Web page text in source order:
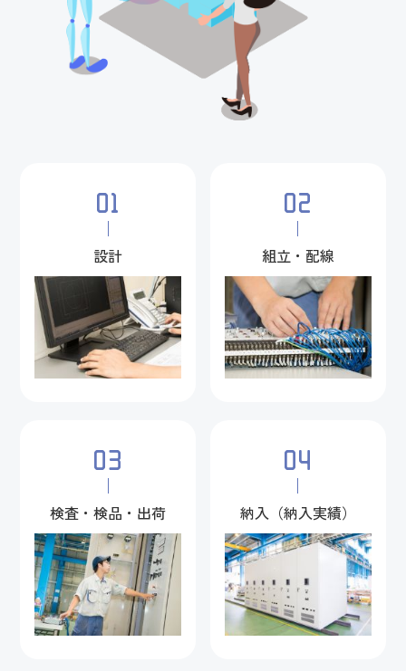
01
設計
02
組立・配線
03
検査・検品・出荷
04
納入（納入実績）